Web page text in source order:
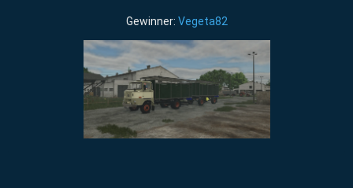
Gewinner: Vegeta82